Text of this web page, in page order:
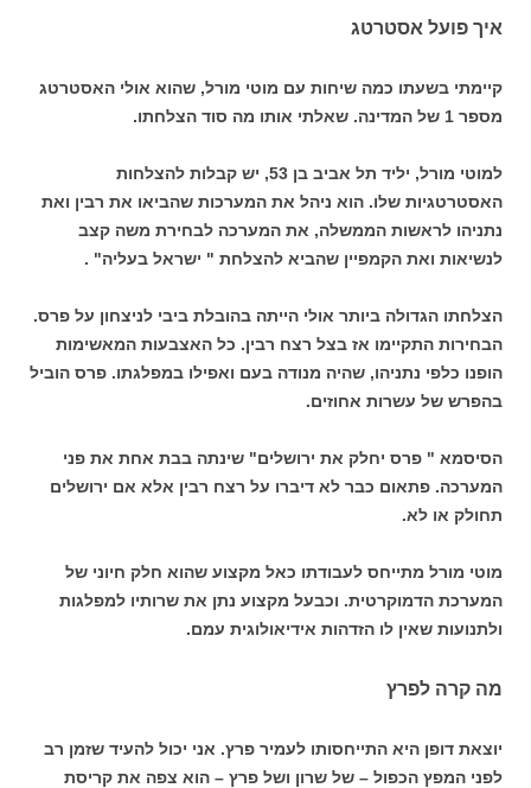
איך פועל אסטרטג
קיימתי בשעתו כמה שיחות עם מוטי מורל, שהוא אולי האסטרטג
מספר 1 של המדינה. שאלתי אותו מה סוד הצלחתו.
למוטי מורל, יליד תל אביב בן 53, יש קבלות להצלחות
האסטרטגיות שלו. הוא ניהל את המערכות שהביאו את רבין ואת
נתניהו לראשות הממשלה, את המערכה לבחירת משה קצב
לנשיאות ואת הקמפיין שהביא להצלחת " ישראל בעליה" .
הצלחתו הגדולה ביותר אולי הייתה בהובלת ביבי לניצחון על פרס.
הבחירות התקיימו אז בצל רצח רבין. כל האצבעות המאשימות
הופנו כלפי נתניהו, שהיה מנודה בעם ואפילו במפלגתו. פרס הוביל
בהפרש של עשרות אחוזים.
הסיסמא " פרס יחלק את ירושלים" שינתה בבת אחת את פני
המערכה. פתאום כבר לא דיברו על רצח רבין אלא אם ירושלים
תחולק או לא.
מוטי מורל מתייחס לעבודתו כאל מקצוע שהוא חלק חיוני של
המערכת הדמוקרטית. וכבעל מקצוע נתן את שרותיו למפלגות
ולתנועות שאין לו הזדהות אידיאולוגית עמם.
מה קרה לפרץ
יוצאת דופן היא התייחסותו לעמיר פרץ. אני יכול להעיד שזמן רב
לפני המפץ הכפול – של שרון ושל פרץ – הוא צפה את קריסת